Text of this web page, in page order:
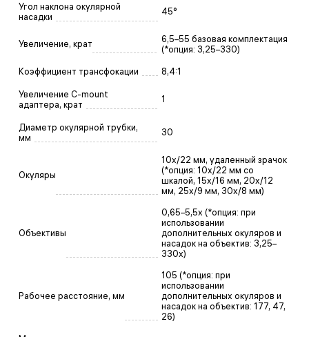
Угол наклона окулярной
насадки
45°
Увеличение, крат
6,5–55 базовая комплектация
(*опция: 3,25–330)
Коэффициент трансфокации 8,4:1
Увеличение C-mount
адаптера, крат
1
Диаметр окулярной трубки,
мм
30
Окуляры
10x/22 мм, удаленный зрачок
(*опция: 10x/22 мм со
шкалой, 15x/16 мм, 20х/12
мм, 25x/9 мм, 30x/8 мм)
Объективы
0,65–5,5х (*опция: при
использовании
дополнительных окуляров и
насадок на объектив: 3,25–
330х)
Рабочее расстояние, мм
105 (*опция: при
использовании
дополнительных окуляров и
насадок на объектив: 177, 47,
26)